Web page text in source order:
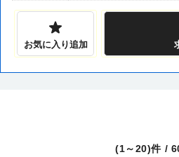
お気に入り追加
(1～20)件 /